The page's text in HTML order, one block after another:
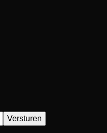
Versturen